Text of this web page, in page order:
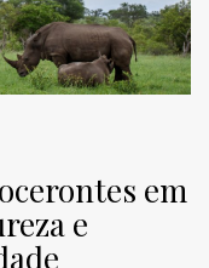
em
e